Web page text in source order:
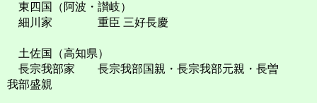
東四国（阿波・讃岐）
細川家 重臣 三好長慶
土佐国（高知県）
長宗我部家 長宗我部国親・長宗我部元親・長曽
我部盛親